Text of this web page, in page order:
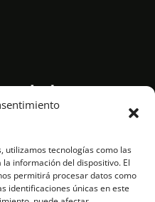
utilizamos tecnologías como las
información del dispositivo. El
permitirá procesar datos como
identificaciones únicas en este